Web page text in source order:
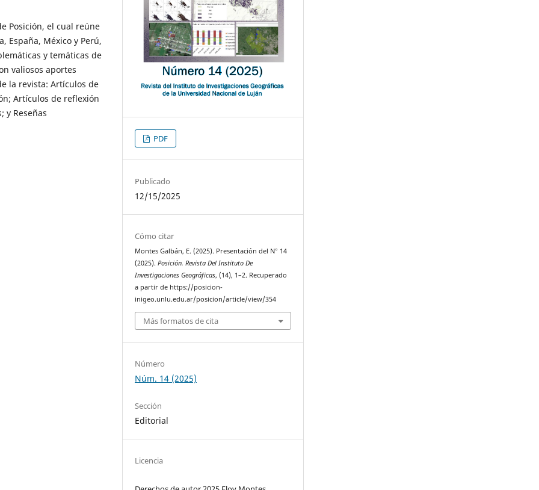
Posición, el cual reúne
España, México y Perú,
y temáticas de
valiosos aportes
la revista: Artículos de
Artículos de reflexión
y Reseñas
PDF
Publicado
12/15/2025
Cómo citar
Montes Galbán, E. (2025). Presentación del N° 14
(2025).Posición. Revista Del Instituto De
Investigaciones Geográficas, (14), 1–2. Recuperado
a partir de https://posicion-
inigeo.unlu.edu.ar/posicion/article/view/354
Más formatos de cita
Número
Núm. 14 (2025)
Sección
Editorial
Licencia